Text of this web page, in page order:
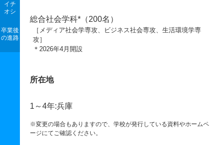
イチ
オシ
卒業後
の進路
総合社会学科*（200名）
［メディア社会学専攻、ビジネス社会専攻、生活環境学専
攻］
＊2026年4月開設
所在地
1～4年:兵庫
※変更の場合もありますので、学校が発行している資料やホームペ
ージにてご確認ください。